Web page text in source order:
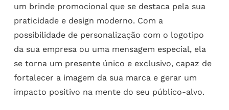
um brinde promocional que se destaca pela sua
praticidade e design moderno. Com a
possibilidade de personalização com o logotipo
da sua empresa ou uma mensagem especial, ela
se torna um presente único e exclusivo, capaz de
fortalecer a imagem da sua marca e gerar um
impacto positivo na mente do seu público-alvo.